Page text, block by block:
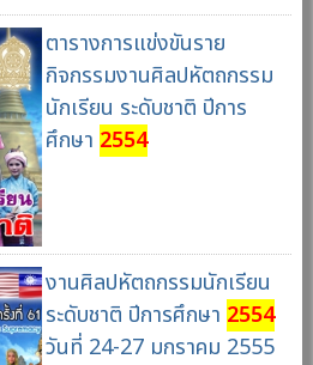
ตารางการแข่งขันราย
กิจกรรมงานศิลปหัตถกรรม
นักเรียน ระดับชาติ ปีการ
ศึกษา 2554
งานศิลปหัตถกรรมนักเรียน
ระดับชาติ ปีการศึกษา 2554
วันที่ 24-27 มกราคม 2555